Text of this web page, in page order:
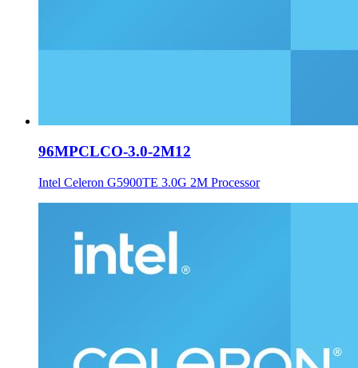
96MPCLCO-3.0-2M12
Intel Celeron G5900TE 3.0G 2M Processor